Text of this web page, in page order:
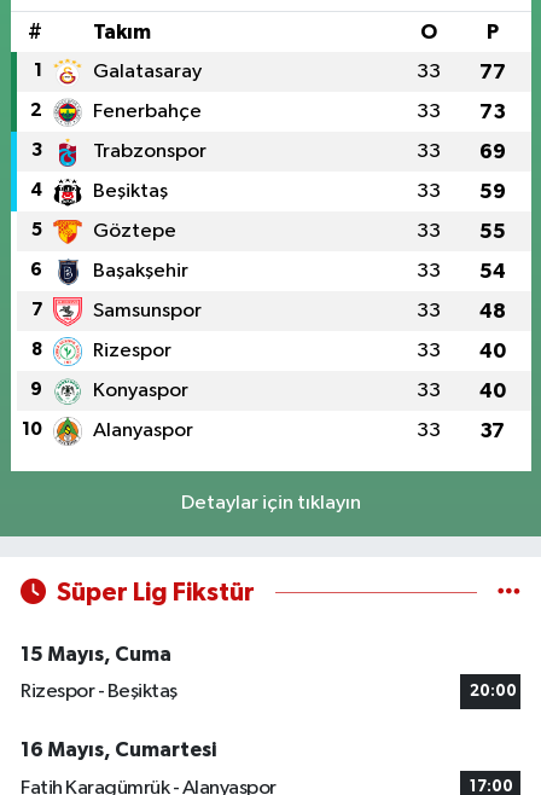
# Takım O P
1 Galatasaray 33 77
2 Fenerbahçe 33 73
3 Trabzonspor 33 69
4 Beşiktaş 33 59
5 Göztepe 33 55
6 Başakşehir 33 54
7 Samsunspor 33 48
8 Rizespor 33 40
9 Konyaspor 33 40
10 Alanyaspor 33 37
Detaylar için tıklayın
Süper Lig Fikstür
15 Mayıs, Cuma
Rizespor - Beşiktaş
20:00
16 Mayıs, Cumartesi
Fatih Karagümrük - Alanyaspor
17:00